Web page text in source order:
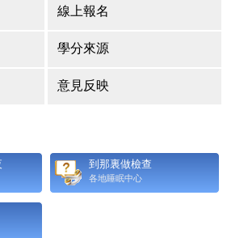
線上報名
學分來源
意見反映
到那裏做檢查
各地睡眠中心